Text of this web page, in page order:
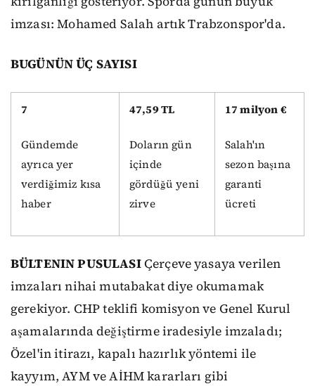
imzası: Mohamed Salah artık Trabzonspor'da.
BUGÜNÜN ÜÇ SAYISI
7
Gündemde
ayrıca yer
verdiğimiz kısa
haber
47,59 TL
Doların gün
içinde
gördüğü yeni
zirve
17 milyon €
Salah'ın
sezon başına
garanti
ücreti
BÜLTENIN PUSULASIÇerçeve yasaya verilen
imzaları nihai mutabakat diye okumamak
gerekiyor. CHP teklifi komisyon ve Genel Kurul
aşamalarında değiştirme iradesiyle imzaladı;
Özel'in itirazı, kapalı hazırlık yöntemi ile
kayyım, AYM ve AİHM kararları gibi